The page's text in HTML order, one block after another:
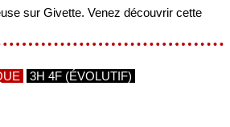
sur Givette. Venez découvrir cette
3H 4F (ÉVOLUTIF)